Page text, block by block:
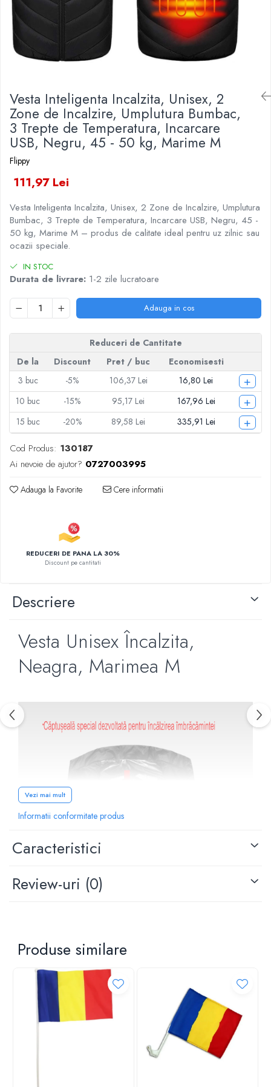
Veselă pentru Masă
Articole pentru Casa si Curatenie
Accesorii Ingrijire Casa
Cutii depozitare
Lumanari
Maturi, Perii, Mopuri si Galeti
Perne Voiaj, Paturi si Textile
Produse Curatenie
Produse ingrijire incaltaminte
Radiatoare si Seminee electrice
Tapet 3D Autoadeziv
Umidificatoare
Uscatoare si Standere Haine
Articole pentru Iluminat
Corpuri de iluminat
Lampi de veghe
Pelerine, Umbrele si Accesorii
Videoproiectoare
Baloane Latex
Baloane si Accesorii Absolvire
Baloane si Accesorii Halloween
Banda adeziva
Costume si Deghizare
Fete Masa si Perdele Franjurate
Lumanari si Toppere
Pompe Baloane
Seturi si Arcade Baloane
Iluminat Festiv
Instalatii de Craciun
Liniar / Sir
Kendama Rubber Grip V3 Cupe
Mari
Kendama Silken V3 King Size
Kendama Super Sticky V2 Cupe
Vesta Inteligenta Incalzita, Unisex, 2
Zone de Incalzire, Umplutura Bumbac,
3 Trepte de Temperatura, Incarcare
USB, Negru, 45 - 50 kg, Marime M
Flippy
111,97 Lei
Vesta Inteligenta Incalzita, Unisex, 2 Zone de Incalzire, Umplutura
Bumbac, 3 Trepte de Temperatura, Incarcare USB, Negru, 45 -
50 kg, Marime M – produs de calitate ideal pentru uz zilnic sau
ocazii speciale.
IN STOC
Durata de livrare: 1-2 zile lucratoare
Adauga in cos
Reduceri de Cantitate
De la
Discount Pret / buc
Economisesti
3 buc -5% 106,37 Lei 16,80 Lei +
10 buc -15% 95,17 Lei 167,96 Lei +
15 buc -20% 89,58 Lei 335,91 Lei +
Cod Produs: 130187
Ai nevoie de ajutor? 0727003995
Adauga la Favorite Cere informatii
REDUCERI DE PANA LA 30%
Discount pe cantitati
Descriere
Vesta Unisex Încalzita,
Neagra, Marimea M
Vesta unisex încalzita este ideala pentru sezonul
Vezi mai mult
Informatii conformitate produs
Caracteristici
Review-uri (0)
Produse similare